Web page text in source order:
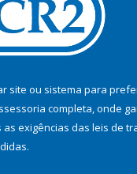
site ou sistema para
completa, onde
exigências das leis de